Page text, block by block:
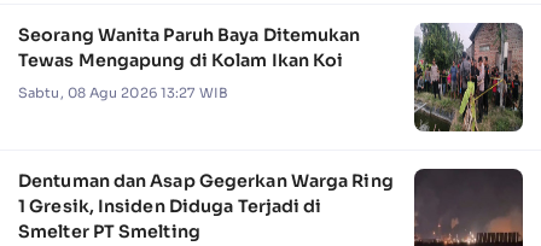
Seorang Wanita Paruh Baya Ditemukan
Tewas Mengapung di Kolam Ikan Koi
Sabtu, 08 Agu 2026 13:27 WIB
Dentuman dan Asap Gegerkan Warga Ring
1 Gresik, Insiden Diduga Terjadi di
Smelter PT Smelting